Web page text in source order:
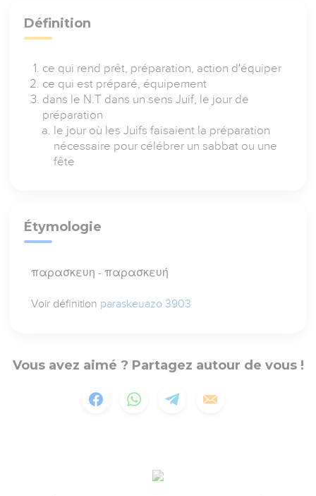
Définition
ce qui rend prêt, préparation, action d'équiper
ce qui est préparé, équipement
dans le N.T dans un sens Juif, le jour de
préparation
le jour où les Juifs faisaient la préparation
nécessaire pour célébrer un sabbat ou une
fête
Étymologie
παρασκευη - παρασκευή
Voir définition paraskeuazo 3903
Vous avez aimé ? Partagez autour de vous !